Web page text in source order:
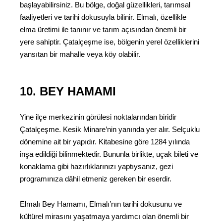
başlayabilirsiniz. Bu bölge, doğal güzellikleri, tarımsal
faaliyetleri ve tarihi dokusuyla bilinir. Elmalı, özellikle
elma üretimi ile tanınır ve tarım açısından önemli bir
yere sahiptir. Çatalçeşme ise, bölgenin yerel özelliklerini
yansıtan bir mahalle veya köy olabilir.
10. BEY HAMAMI
Yine ilçe merkezinin görülesi noktalarından biridir
Çatalçeşme. Kesik Minare’nin yanında yer alır. Selçuklu
dönemine ait bir yapıdır. Kitabesine göre 1284 yılında
inşa edildiği bilinmektedir. Bununla birlikte, uçak bileti ve
konaklama gibi hazırlıklarınızı yaptıysanız, gezi
programınıza dâhil etmeniz gereken bir eserdir.
Elmalı Bey Hamamı, Elmalı’nın tarihi dokusunu ve
kültürel mirasını yaşatmaya yardımcı olan önemli bir